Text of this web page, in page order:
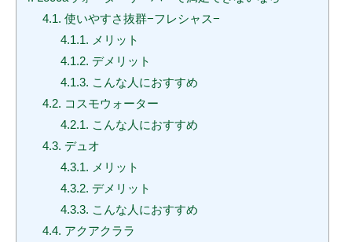
4.1. 使いやすさ抜群−フレシャス−
4.1.1. メリット
4.1.2. デメリット
4.1.3. こんな人におすすめ
4.2. コスモウォーター
4.2.1. こんな人におすすめ
4.3. デュオ
4.3.1. メリット
4.3.2. デメリット
4.3.3. こんな人におすすめ
4.4. アクアクララ